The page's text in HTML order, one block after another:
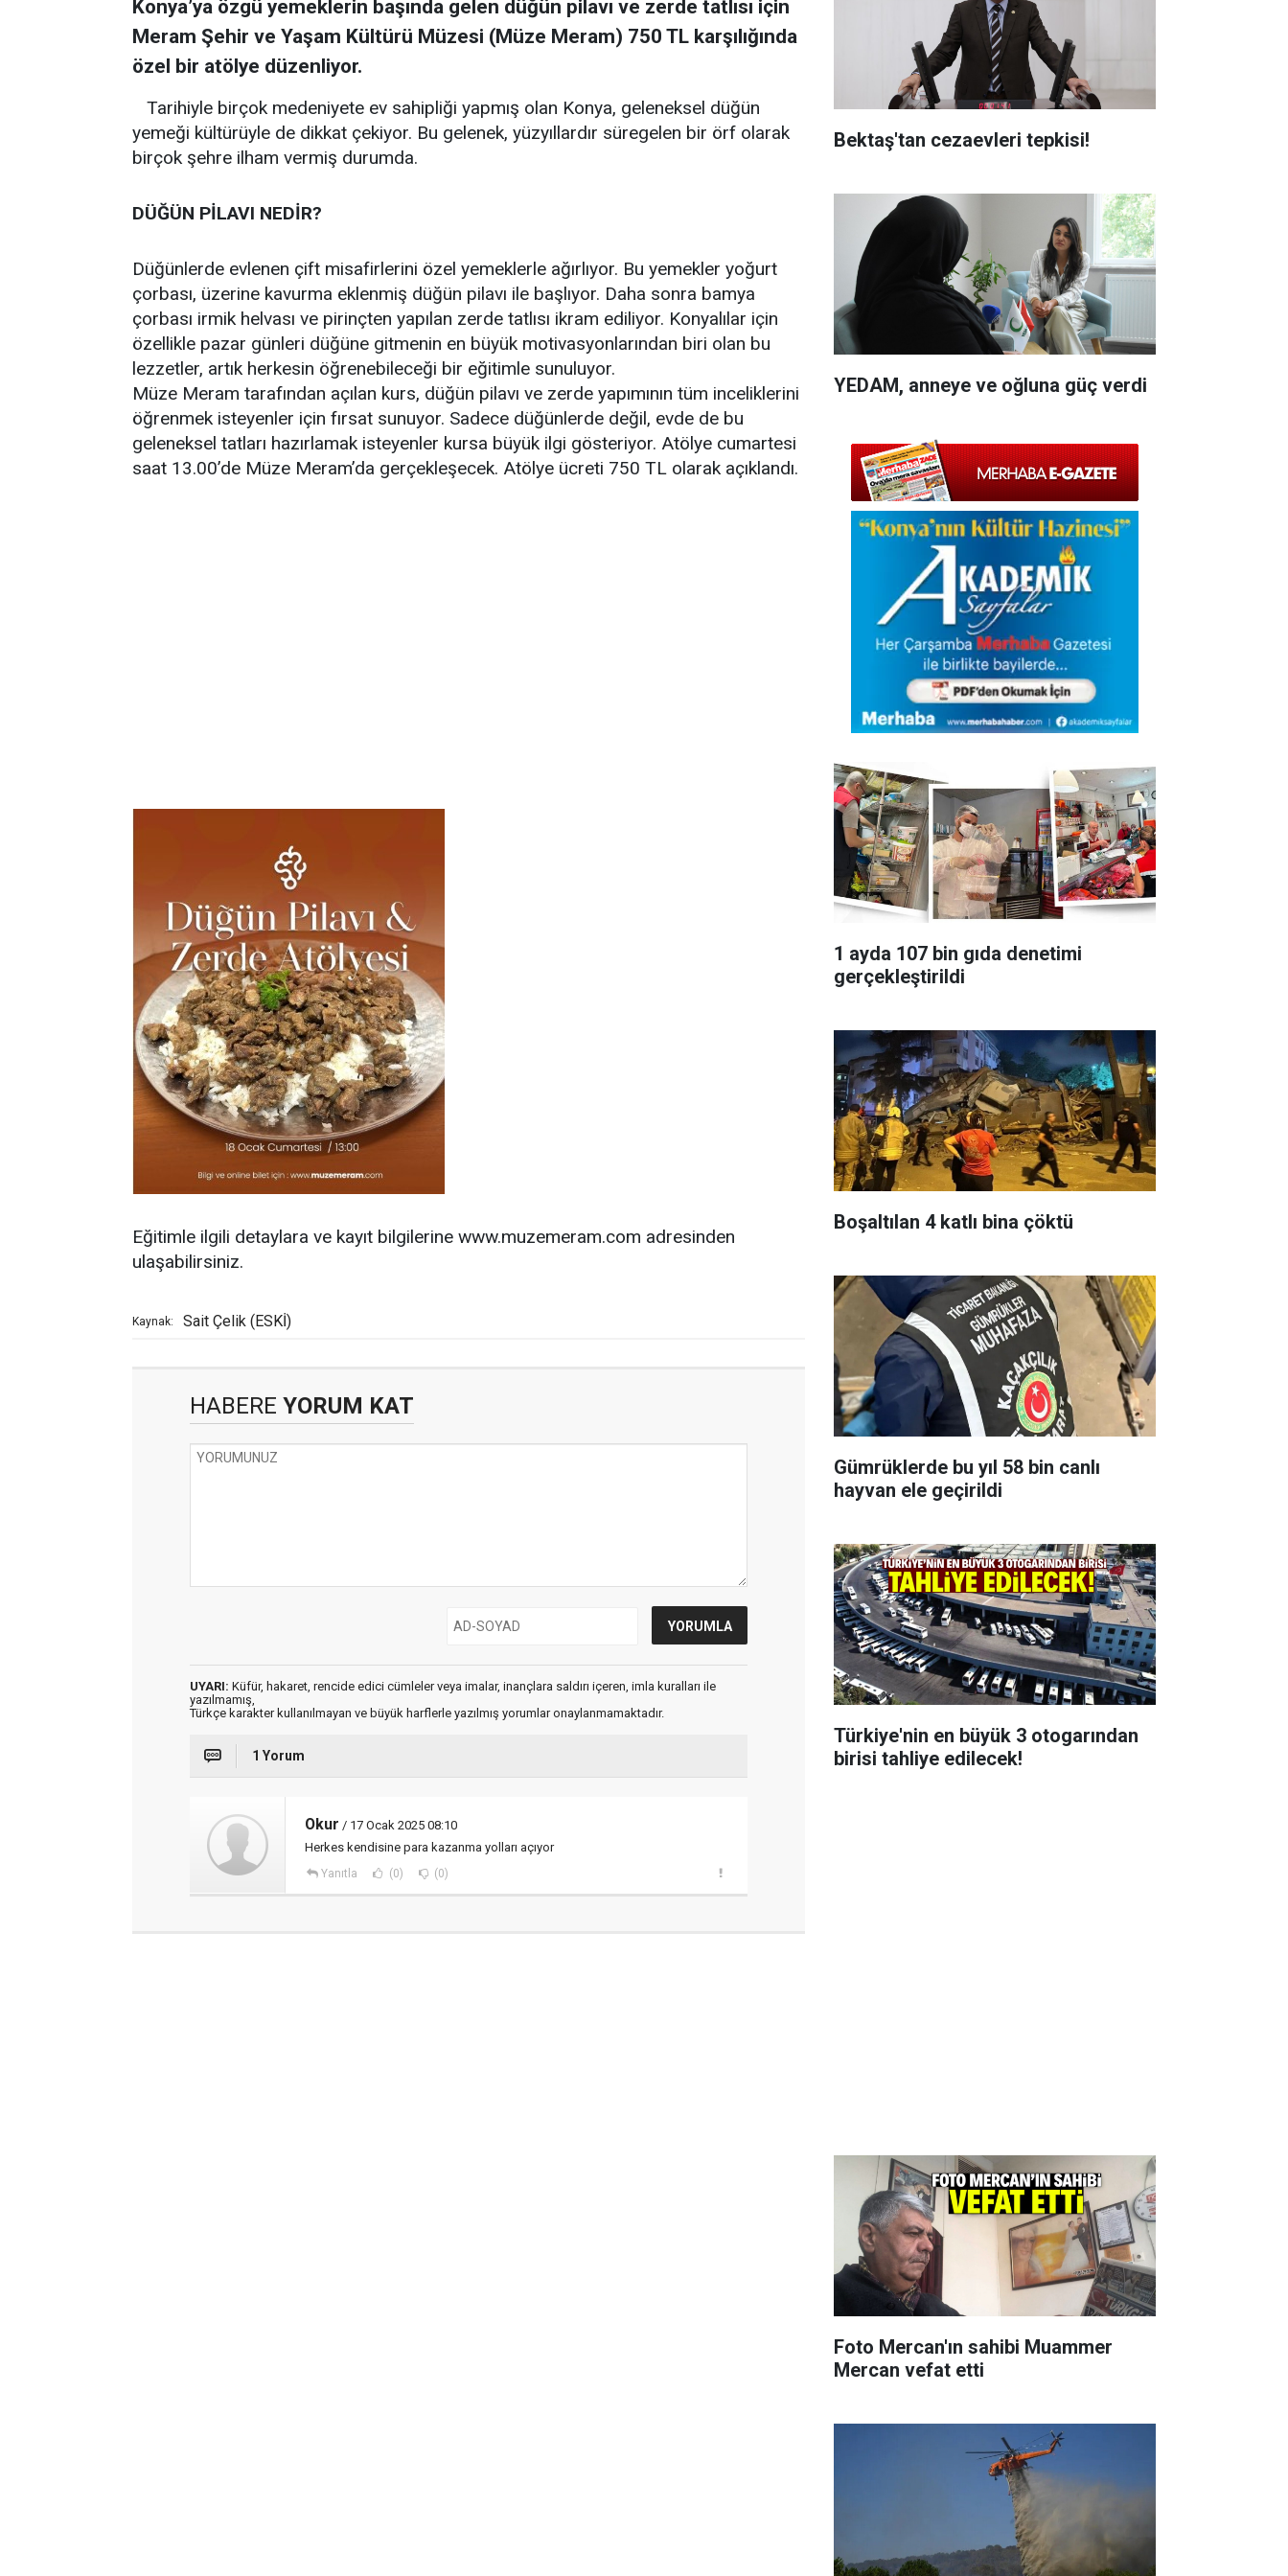
Konya’ya özgü yemeklerin başında gelen düğün pilavı ve zerde tatlısı için
Meram Şehir ve Yaşam Kültürü Müzesi (Müze Meram) 750 TL karşılığında
özel bir atölye düzenliyor.
Tarihiyle birçok medeniyete ev sahipliği yapmış olan Konya, geleneksel düğün
yemeği kültürüyle de dikkat çekiyor. Bu gelenek, yüzyıllardır süregelen bir örf olarak
birçok şehre ilham vermiş durumda.
DÜĞÜN PİLAVI NEDİR?
Düğünlerde evlenen çift misafirlerini özel yemeklerle ağırlıyor. Bu yemekler yoğurt
çorbası, üzerine kavurma eklenmiş düğün pilavı ile başlıyor. Daha sonra bamya
çorbası irmik helvası ve pirinçten yapılan zerde tatlısı ikram ediliyor. Konyalılar için
özellikle pazar günleri düğüne gitmenin en büyük motivasyonlarından biri olan bu
lezzetler, artık herkesin öğrenebileceği bir eğitimle sunuluyor.
Müze Meram tarafından açılan kurs, düğün pilavı ve zerde yapımının tüm inceliklerini
öğrenmek isteyenler için fırsat sunuyor. Sadece düğünlerde değil, evde de bu
geleneksel tatları hazırlamak isteyenler kursa büyük ilgi gösteriyor. Atölye cumartesi
saat 13.00’de Müze Meram’da gerçekleşecek. Atölye ücreti 750 TL olarak açıklandı.
Eğitimle ilgili detaylara ve kayıt bilgilerine www.muzemeram.com adresinden
ulaşabilirsiniz.
Kaynak: Sait Çelik (ESKİ)
HABERE YORUM KAT
UYARI: Küfür, hakaret, rencide edici cümleler veya imalar, inançlara saldırı içeren, imla kuralları ile
yazılmamış,
Türkçe karakter kullanılmayan ve büyük harflerle yazılmış yorumlar onaylanmamaktadır.
1 Yorum
Okur / 17 Ocak 2025 08:10
Herkes kendisine para kazanma yolları açıyor
Yanıtla (0) (0)
Bektaş'tan cezaevleri tepkisi!
YEDAM, anneye ve oğluna güç verdi
1 ayda 107 bin gıda denetimi
gerçekleştirildi
Boşaltılan 4 katlı bina çöktü
Gümrüklerde bu yıl 58 bin canlı
hayvan ele geçirildi
Türkiye'nin en büyük 3 otogarından
birisi tahliye edilecek!
Foto Mercan'ın sahibi Muammer
Mercan vefat etti